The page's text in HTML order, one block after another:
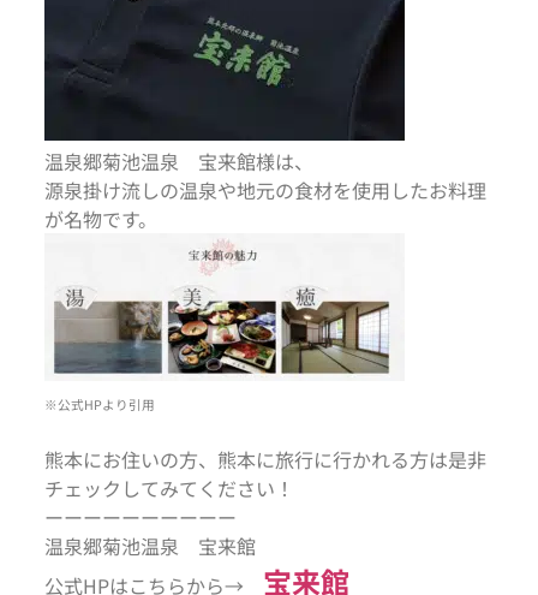
温泉郷菊池温泉 宝来館様は、
源泉掛け流しの温泉や地元の食材を使用したお料理
が名物です。
※公式HPより引用
熊本にお住いの方、熊本に旅行に行かれる方は是非
チェックしてみてください！
ーーーーーーーーーー
温泉郷菊池温泉 宝来館
公式HPはこちらから→ 宝来館